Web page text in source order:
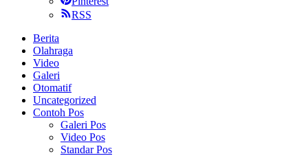
RSS
Berita
Olahraga
Video
Galeri
Otomatif
Uncategorized
Contoh Pos
Galeri Pos
Video Pos
Standar Pos